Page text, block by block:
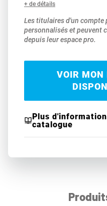
+ de détails
Les titulaires d'un compte
personnalisés et peuvent
depuis leur espace pro.
VOIR MON
Plus
catalogue